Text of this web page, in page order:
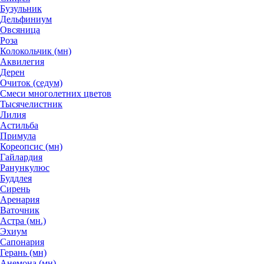
Бузульник
Дельфиниум
Овсяница
Роза
Колокольчик (мн)
Аквилегия
Дерен
Очиток (седум)
Смеси многолетних цветов
Тысячелистник
Лилия
Астильба
Примула
Кореопсис (мн)
Гайлардия
Ранункулюс
Буддлея
Сирень
Аренария
Ваточник
Астра (мн.)
Эхиум
Сапонария
Герань (мн)